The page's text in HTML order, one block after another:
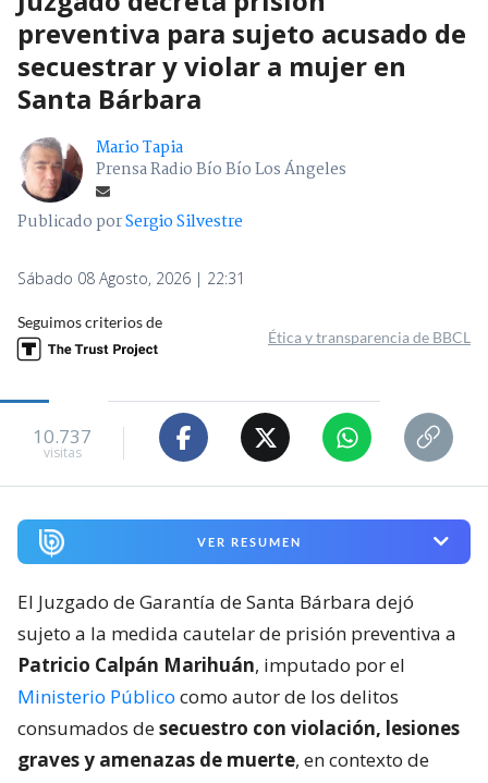
preventiva para sujeto acusado de
secuestrar y violar a mujer en
Santa Bárbara
Mario Tapia
Prensa Radio Bío Bío Los Ángeles
Publicado porSergio Silvestre
Sábado 08 Agosto, 2026 | 22:31
Seguimos criterios de
Ética y transparencia de BBCL
10.737
visitas
VER RESUMEN
El Juzgado de Garantía de Santa Bárbara dejó
sujeto a la medida cautelar de prisión preventiva a
Patricio Calpán Marihuán, imputado por el
Ministerio Público como autor de los delitos
consumados desecuestro con violación, lesiones
graves y amenazas de muerte, en contexto de